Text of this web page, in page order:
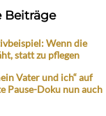
Beiträge
Wenn die
statt zu pflegen
Vater und ich“ auf
Pause-Doku nun auch